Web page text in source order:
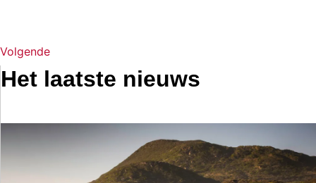
Volgende
Het laatste nieuws